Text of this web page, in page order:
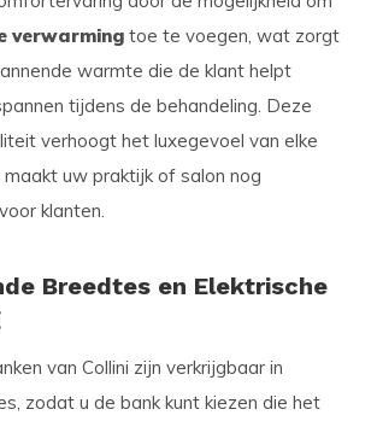
verwarming toe te voegen, wat zorgt
warmte die de klant helpt
tijdens de behandeling. Deze
verhoogt het luxegevoel van elke
maakt uw praktijk of salon nog
klanten.
Breedtes en Elektrische
van Collini zijn verkrijgbaar in
zodat u de bank kunt kiezen die het